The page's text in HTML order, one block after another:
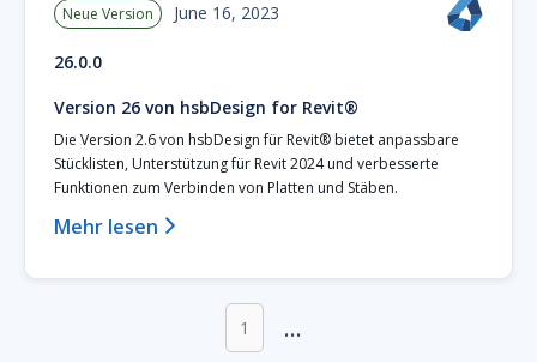
Neue Version June 16, 2023
26.0.0
Version 26 von hsbDesign for Revit®
Die Version 2.6 von hsbDesign für Revit® bietet anpassbare
Stücklisten, Unterstützung für Revit 2024 und verbesserte
Funktionen zum Verbinden von Platten und Stäben.
Mehr lesen 
1 ...